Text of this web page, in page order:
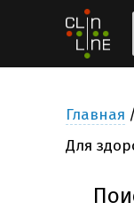
Главная
Для